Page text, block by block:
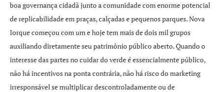
boa governança cidadã junto a comunidade com enorme potencial
de replicabilidade em praças, calçadas e pequenos parques. Nova
Iorque começou com um e hoje tem mais de dois mil grupos
auxiliando diretamente seu patrimônio público aberto. Quando o
interesse das partes no cuidar do verde é essencialmente público,
não há incentivos na ponta contrária, não há risco do marketing
irresponsável se multiplicar descontroladamente ou de